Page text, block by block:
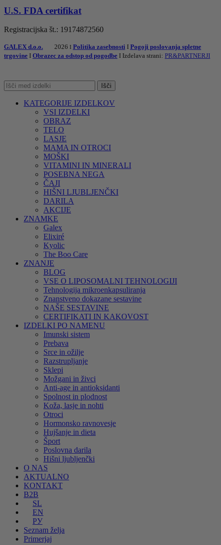
U.S. FDA certifikat
Registracijska št.: 19174872560
GALEX d.o.o. 2026 I Politika zasebnosti I Pogoji poslovanja spletne
trgovine I Obrazec za odstop od pogodbe I Izdelava strani: PR&PARTNERJI
Išči
KATEGORIJE IZDELKOV
VSI IZDELKI
OBRAZ
TELO
LASJE
MAMA IN OTROCI
MOŠKI
VITAMINI IN MINERALI
POSEBNA NEGA
ČAJI
HIŠNI LJUBLJENČKI
DARILA
AKCIJE
ZNAMKE
Galex
Elixiré
Kyolic
The Boo Care
ZNANJE
BLOG
VSE O LIPOSOMALNI TEHNOLOGIJI
Tehnologija mikroenkapsuliranja
Znanstveno dokazane sestavine
NAŠE SESTAVINE
CERTIFIKATI IN KAKOVOST
IZDELKI PO NAMENU
Imunski sistem
Prebava
Srce in ožilje
Razstrupljanje
Sklepi
Možgani in živci
Anti-age in antioksidanti
Spolnost in plodnost
Koža, lasje in nohti
Otroci
Hormonsko ravnovesje
Hujšanje in dieta
Šport
Poslovna darila
Hišni ljubljenčki
O NAS
AKTUALNO
KONTAKT
B2B
SL
EN
РУ
Seznam želja
Primerjaj